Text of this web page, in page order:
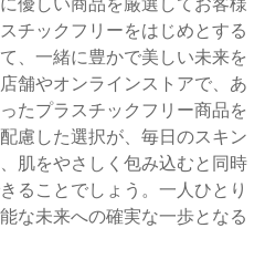
優しい商品を厳選してお客様
チックフリーをはじめとする
、一緒に豊かで美しい未来を
舗やオンラインストアで、あ
たプラスチックフリー商品を
慮した選択が、毎日のスキン
肌をやさしく包み込むと同時
ることでしょう。一人ひとり
な未来への確実な一歩となる